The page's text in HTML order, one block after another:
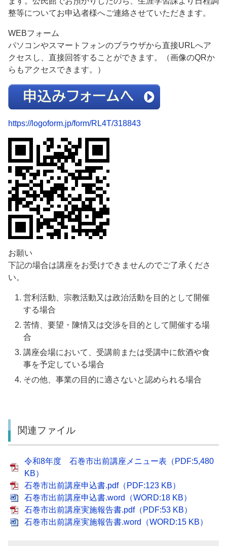
整等についてお申込者様へご連絡させていただきます。
WEBフォーム
パソコンやスマートフォンのブラウザから直接URLへア
クセスし、直接回答することができます。（画像のQRか
らもアクセスできます。）
https://logoform.jp/form/RL4T/318843
お願い
下記の場合は講座をお受けできませんのでご了承くださ
い。
営利活動、宗教活動又は政治活動を目的として開催
する場合
苦情、要望・陳情又は交渉を目的として開催する場
合
講座会場において、受講前または受講中に飲酒や食
事を予定している場合
その他、事業の目的に適さないと認められる場合
関連ファイル
令和8年度 石巻市出前講座メニュー表（PDF:5,480
KB）
石巻市出前講座申込書.pdf（PDF:123 KB）
石巻市出前講座申込書.word（WORD:18 KB）
石巻市出前講座実施報告書.pdf（PDF:53 KB）
石巻市出前講座実施報告書.word（WORD:15 KB）